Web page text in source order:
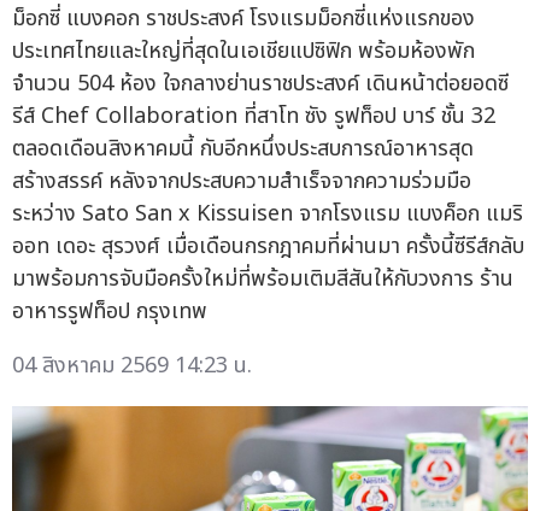
ม็อกซี่ แบงคอก ราชประสงค์ โรงแรมม็อกซี่แห่งแรกของ
ประเทศไทยและใหญ่ที่สุดในเอเชียแปซิฟิก พร้อมห้องพัก
จำนวน 504 ห้อง ใจกลางย่านราชประสงค์ เดินหน้าต่อยอดซี
รีส์ Chef Collaboration ที่สาโท ซัง รูฟท็อป บาร์ ชั้น 32
ตลอดเดือนสิงหาคมนี้ กับอีกหนึ่งประสบการณ์อาหารสุด
สร้างสรรค์ หลังจากประสบความสำเร็จจากความร่วมมือ
ระหว่าง Sato San x Kissuisen จากโรงแรม แบงค็อก แมริ
ออท เดอะ สุรวงศ์ เมื่อเดือนกรกฎาคมที่ผ่านมา ครั้งนี้ซีรีส์กลับ
มาพร้อมการจับมือครั้งใหม่ที่พร้อมเติมสีสันให้กับวงการ ร้าน
อาหารรูฟท็อป กรุงเทพ
04 สิงหาคม 2569 14:23 น.